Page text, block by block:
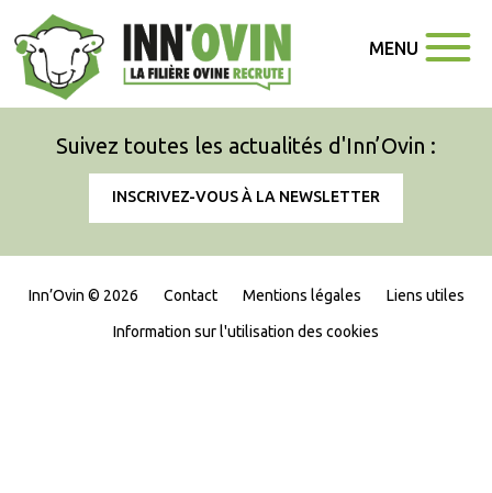
MENU
Suivez toutes les actualités d'Inn’Ovin :
INSCRIVEZ-VOUS À LA NEWSLETTER
Inn’Ovin © 2026 Contact Mentions légales Liens utiles
Information sur l'utilisation des cookies